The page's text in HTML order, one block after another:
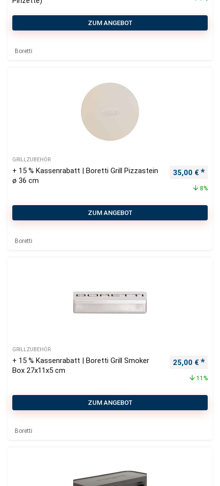
ZUM ANGEBOT
Boretti
GRILLZUBEHÖR
+ 15 % Kassenrabatt | Boretti Grill Pizzastein
ø 36 cm
35,00 €
8%
ZUM ANGEBOT
Boretti
GRILLZUBEHÖR
+ 15 % Kassenrabatt | Boretti Grill Smoker
Box 27x11x5 cm
25,00 €
11%
ZUM ANGEBOT
Boretti